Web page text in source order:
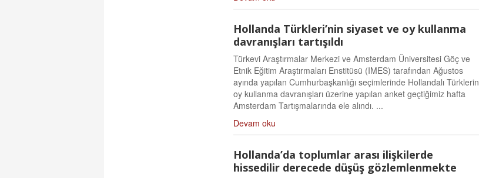
Hollanda Türkleri’nin siyaset ve oy kullanma
davranışları tartışıldı
Türkevi Araştırmalar Merkezi ve Amsterdam Üniversitesi Göç ve
Etnik Eğitim Araştırmaları Enstitüsü (IMES) tarafından Ağustos
ayında yapılan Cumhurbaşkanlığı seçimlerinde Hollandalı Türklerin
oy kullanma davranışları üzerine yapılan anket geçtiğimiz hafta
Amsterdam Tartışmalarında ele alındı. ...
Devam oku
Hollanda’da toplumlar arası ilişkilerde
hissedilir derecede düşüş gözlemlenmekte